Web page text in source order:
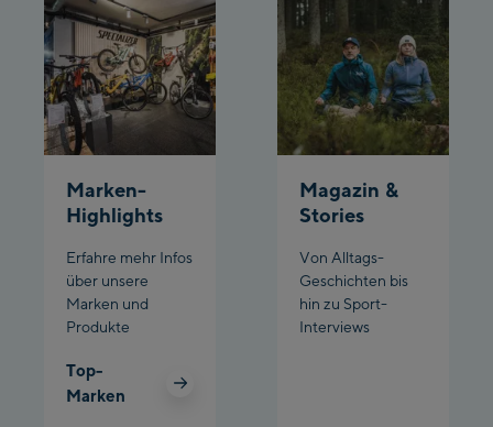
Schladming:
Planet Planai
Charly Kahr
Marken-
Highlights
Erfahre mehr Infos
über unsere
Marken und
Produkte
Top-
Marken
Magazin &
Stories
Von Alltags-
Geschichten bis
hin zu Sport-
Interviews